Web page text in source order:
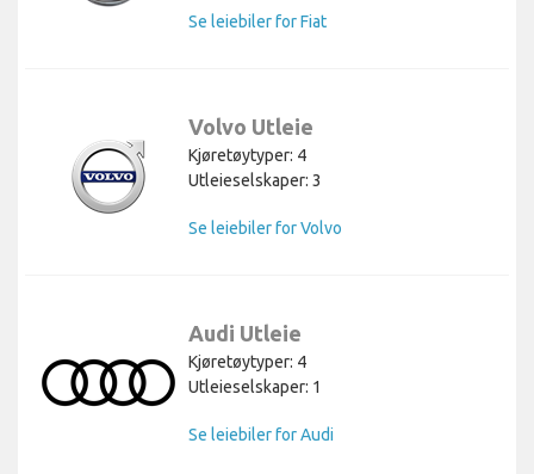
Se leiebiler for Fiat
Volvo Utleie
Kjøretøytyper: 4
Utleieselskaper: 3
Se leiebiler for Volvo
Audi Utleie
Kjøretøytyper: 4
Utleieselskaper: 1
Se leiebiler for Audi